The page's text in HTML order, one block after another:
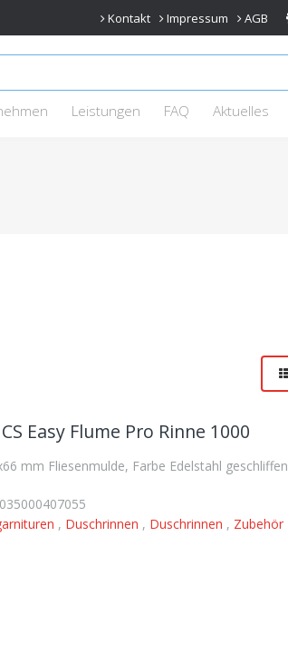
AGB
Impressum
Kontakt
Leistungen FAQ Aktuelles
Easy Flume Pro Rinne 1000
mm Fliesenmulde, Farbe Edelstahl geschliffen
, Duschrinnen , Duschrinnen , Zubehör